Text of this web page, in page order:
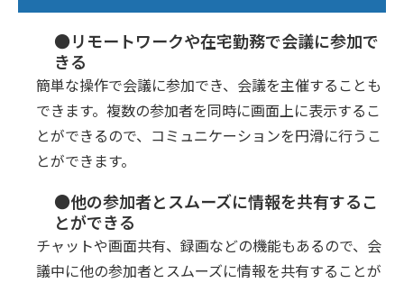
●リモートワークや在宅勤務で会議に参加で
きる
簡単な操作で会議に参加でき、会議を主催することも
できます。複数の参加者を同時に画面上に表示するこ
とができるので、コミュニケーションを円滑に行うこ
とができます。
●他の参加者とスムーズに情報を共有するこ
とができる
チャットや画面共有、録画などの機能もあるので、会
議中に他の参加者とスムーズに情報を共有することが